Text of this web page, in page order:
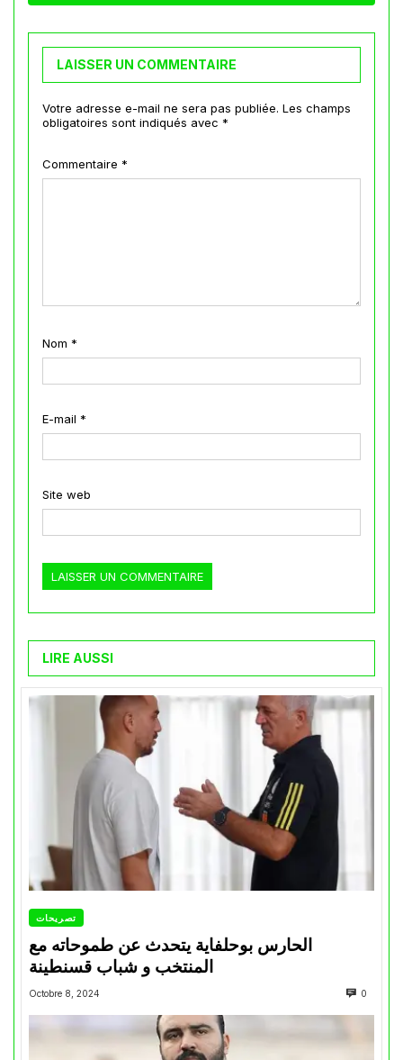
LAISSER UN COMMENTAIRE
Votre adresse e-mail ne sera pas publiée. Les champs
obligatoires sont indiqués avec *
Commentaire *
Nom *
E-mail *
Site web
LIRE AUSSI
تصريحات
الحارس بوحلفاية يتحدث عن طموحاته مع
المنتخب و شباب قسنطينة
Octobre 8, 2024 0